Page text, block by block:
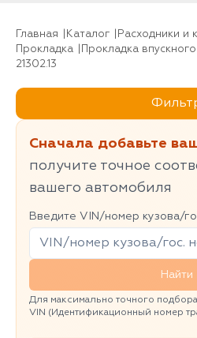
Главная Каталог
Расходники
Прокладка
Прокладка
21302.13
Сначала добавьте
получите точное
вашего автомобиля
Введите VIN/номер кузова/
Найти
Для максимально точного
VIN (Идентификационный номер